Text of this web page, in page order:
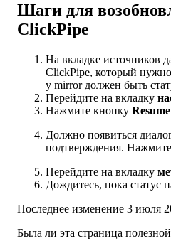
Шаги для
ClickPipe
На вкладке источников
ClickPipe, который
у mirror должен быть
Перейдите на вкладку
Нажмите кнопку Resume
Должно появиться
подтверждения. Нажмите
Перейдите на вкладку
Дождитесь, пока статус
Последнее изменение 3 июля
Была ли эта страница